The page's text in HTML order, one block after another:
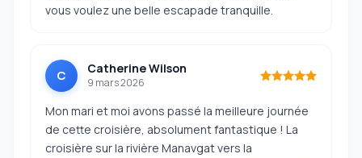
vous voulez une belle escapade tranquille.
C Catherine Wilson
9 mars 2026
Mon mari et moi avons passé la meilleure journée
de cette croisière, absolument fantastique ! La
croisière sur la rivière Manavgat vers la